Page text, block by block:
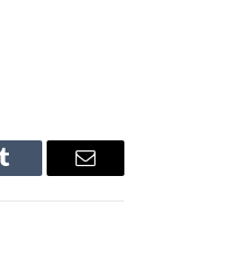
Tumblr Email